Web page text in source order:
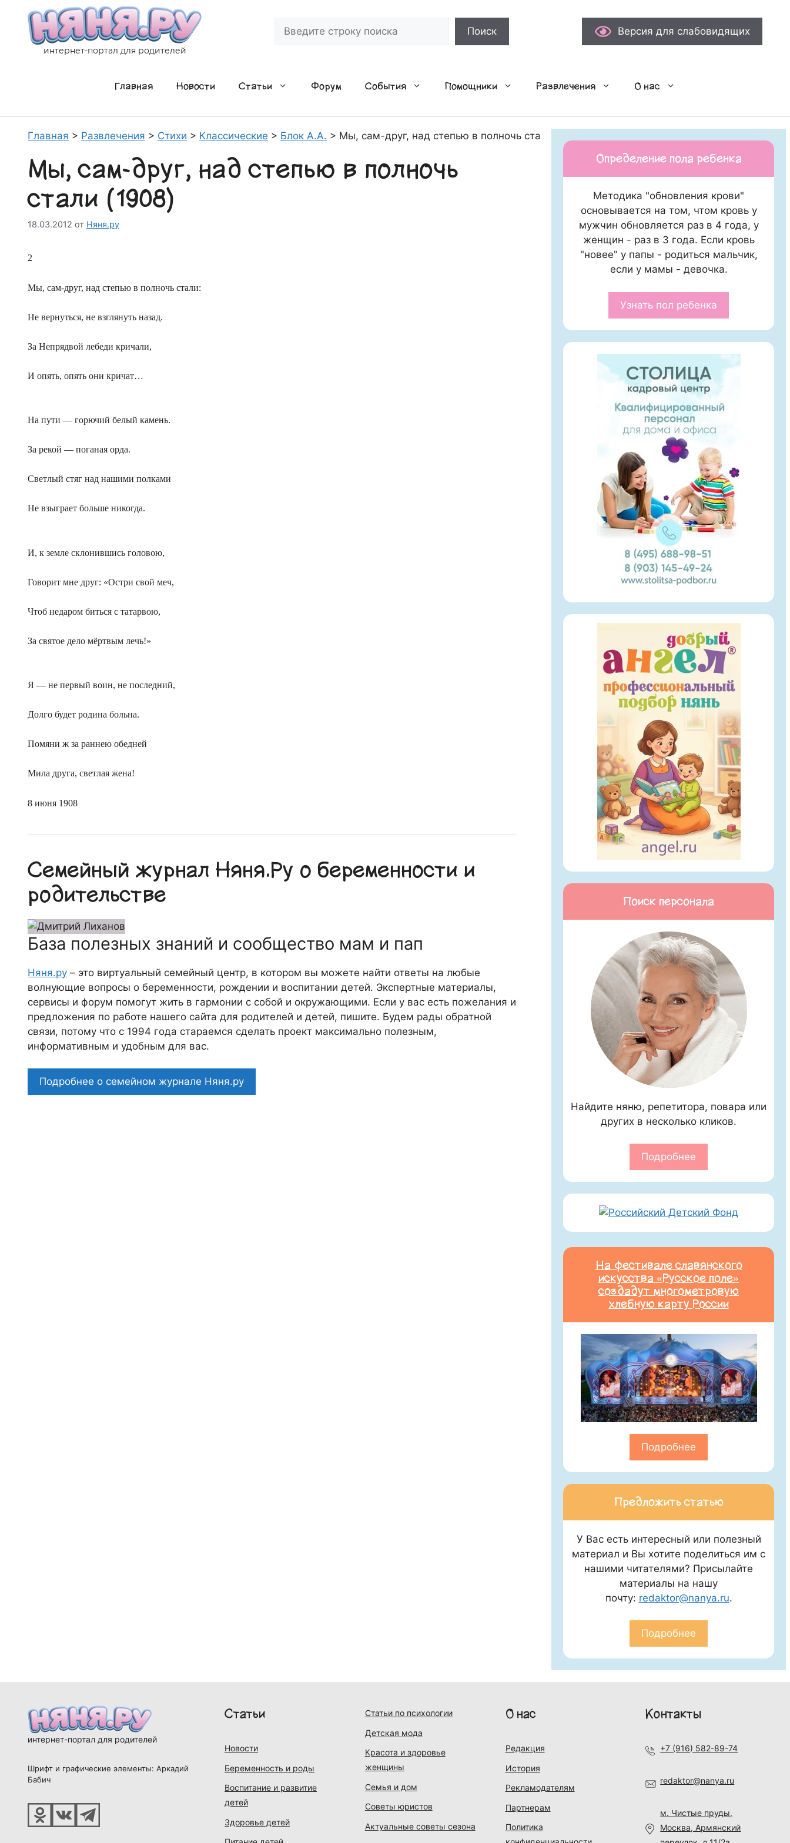
содержимому
интернет-портал для родителей
Поиск Версия для слабовидящих
Главная Новости Статьи Форум События Помощники Развлечения О нас
Главная > Развлечения > Стихи > Классические > Блок А.А. > Мы, сам-друг, над степью в полночь стали (1908)
Мы, сам-друг, над степью в полночь
стали (1908)
18.03.2012 от Няня.ру
2
Мы, сам-друг, над степью в полночь стали:
Не вернуться, не взглянуть назад.
За Непрядвой лебеди кричали,
И опять, опять они кричат…
На пути — горючий белый камень.
За рекой — поганая орда.
Светлый стяг над нашими полками
Не взыграет больше никогда.
И, к земле склонившись головою,
Говорит мне друг: «Остри свой меч,
Чтоб недаром биться с татарвою,
За святое дело мёртвым лечь!»
Я — не первый воин, не последний,
Долго будет родина больна.
Помяни ж за раннею обедней
Мила друга, светлая жена!
8 июня 1908
Семейный журнал Няня.Ру о беременности и
родительстве
База полезных знаний и сообщество мам и пап
Няня.ру – это виртуальный семейный центр, в котором вы можете найти ответы на любые
волнующие вопросы о беременности, рождении и воспитании детей. Экспертные материалы,
сервисы и форум помогут жить в гармонии с собой и окружающими. Если у вас есть пожелания и
предложения по работе нашего сайта для родителей и детей, пишите. Будем рады обратной
связи, потому что c 1994 года стараемся сделать проект максимально полезным,
информативным и удобным для вас.
Подробнее о семейном журнале Няня.ру
Определение пола ребенка
Методика "обновления крови"
основывается на том, чтом кровь у
мужчин обновляется раз в 4 года, у
женщин - раз в 3 года. Если кровь
"новее" у папы - родиться мальчик,
если у мамы - девочка.
Узнать пол ребенка
Поиск персонала
Найдите няню, репетитора, повара или
других в несколько кликов.
Подробнее
На фестивале славянского
искусства «Русское поле»
создадут многометровую
хлебную карту России
Подробнее
Предложить статью
У Вас есть интересный или полезный
материал и Вы хотите поделиться им с
нашими читателями? Присылайте
материалы на нашу
почту: redaktor@nanya.ru.
Подробнее
интернет-портал для родителей
Шрифт и графические элементы: Аркадий
Бабич
Статьи
Новости
Беременность и роды
Воспитание и развитие
детей
Здоровье детей
Статьи по психологии
Детская мода
Красота и здоровье
женщины
Семья и дом
Советы юристов
Актуальные советы сезона
О нас
Редакция
История
Рекламодателям
Партнерам
Политика
Контакты
+7 (916) 582-89-74
redaktor@nanya.ru
м. Чистые пруды,
Москва, Армянский